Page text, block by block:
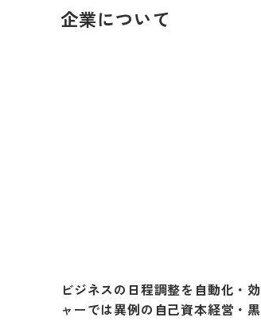
企業について
ビジネスの日程調整を自動化・
ャーでは異例の自己資本経営・